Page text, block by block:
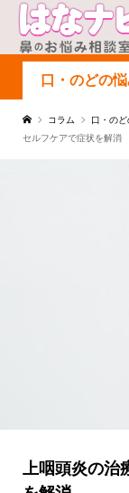
口・のどの
コラム 口・の
セルフケアで症状を解消
上咽頭炎の治